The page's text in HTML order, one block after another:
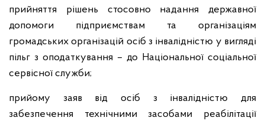
прийняття рішень стосовно надання державної
допомоги підприємствам та організаціям
громадських організацій осіб з інвалідністю у вигляді
пільг з оподаткування – до Національної соціальної
сервісної служби;
прийому заяв від осіб з інвалідністю для
забезпечення технічними засобами реабілітації